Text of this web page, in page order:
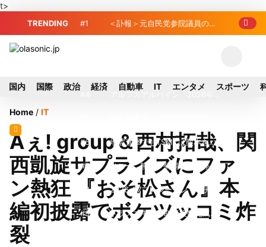
t>
TRENDING #1 ＜訃報＞元自民党参院議員の藤
「地元メディアの報道不足」指摘 那覇
訪問中
#6 地震直撃でもTSMCは熊本を見
限らない…先端半導体工場建設は継続
#7 ソニー、熊本・菊陽町拠点停
止 復旧見通し立たず 半導体集積地に
懸念
#8 2026-27プレシーズンマッチ放
送・配信日程まとめ
#9 トラスコ中山、取締役数見篤氏
国内 国際 政治 経済 自動車 IT エンタメ スポーツ
Home / IT
Aぇ! group＆西村拓哉、関
西凱旋サプライズにファ
ン熱狂 『おそ松さん』本
編初披露でボケツッコミ炸
裂